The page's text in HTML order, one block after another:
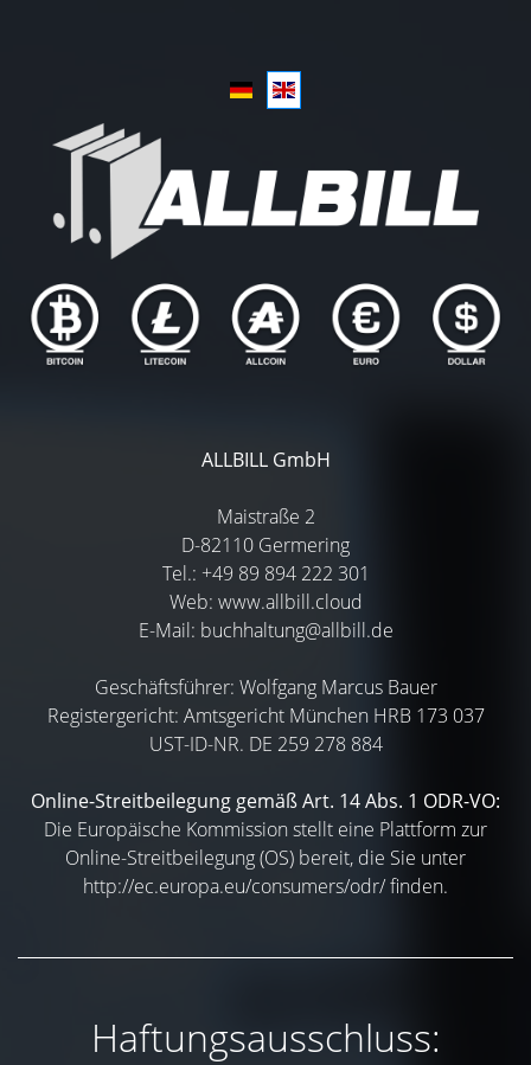
ALLBILL GmbH
Maistraße 2
D-82110 Germering
Tel.: +49 89 894 222 301
Web: www.allbill.cloud
E-Mail: buchhaltung@allbill.de
Geschäftsführer: Wolfgang Marcus Bauer
Registergericht: Amtsgericht München HRB 173 037
UST-ID-NR. DE 259 278 884
Online-Streitbeilegung gemäß Art. 14 Abs. 1 ODR-VO:
Die Europäische Kommission stellt eine Plattform zur
Online-Streitbeilegung (OS) bereit, die Sie unter
http://ec.europa.eu/consumers/odr/finden.
Haftungsausschluss: